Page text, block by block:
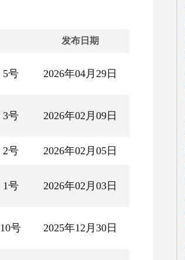
发布日期
5号 2026年04月29日
3号 2026年02月09日
2号 2026年02月05日
1号 2026年02月03日
号 2025年12月30日